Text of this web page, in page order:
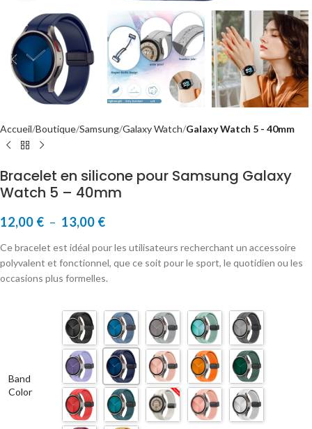
Accueil Boutique Samsung Galaxy Watch Galaxy Watch 5 - 40mm
Bracelet en silicone pour Samsung Galaxy
Watch 5 – 40mm
12,00 € – 13,00 €
Ce bracelet est idéal pour les utilisateurs recherchant un accessoire
polyvalent et fonctionnel, que ce soit pour le sport, le quotidien ou les
occasions plus formelles.
Band
Color